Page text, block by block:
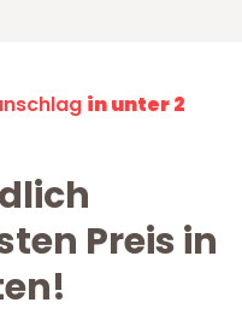
in unter 2
Preis in